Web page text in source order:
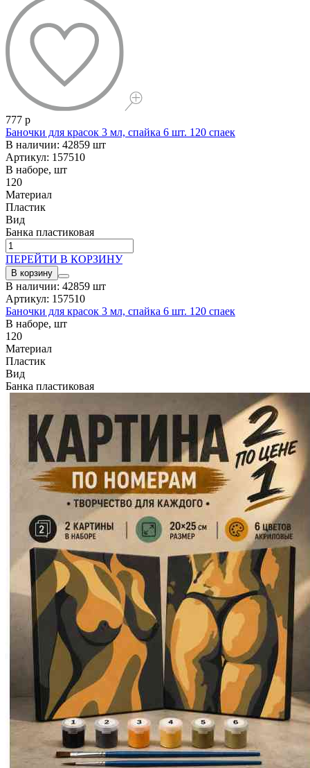
777 р
Баночки для красок 3 мл, спайка 6 шт. 120 спаек
В наличии: 42859 шт
Артикул: 157510
В наборе, шт
120
Материал
Пластик
Вид
Банка пластиковая
ПЕРЕЙТИ В КОРЗИНУ
В корзину
В наличии: 42859 шт
Артикул: 157510
Баночки для красок 3 мл, спайка 6 шт. 120 спаек
В наборе, шт
120
Материал
Пластик
Вид
Банка пластиковая